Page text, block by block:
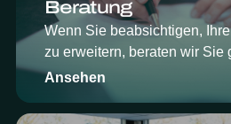
Beratung
Wenn Sie beabsichtigen,
zu erweitern, beraten wir Sie
Ansehen